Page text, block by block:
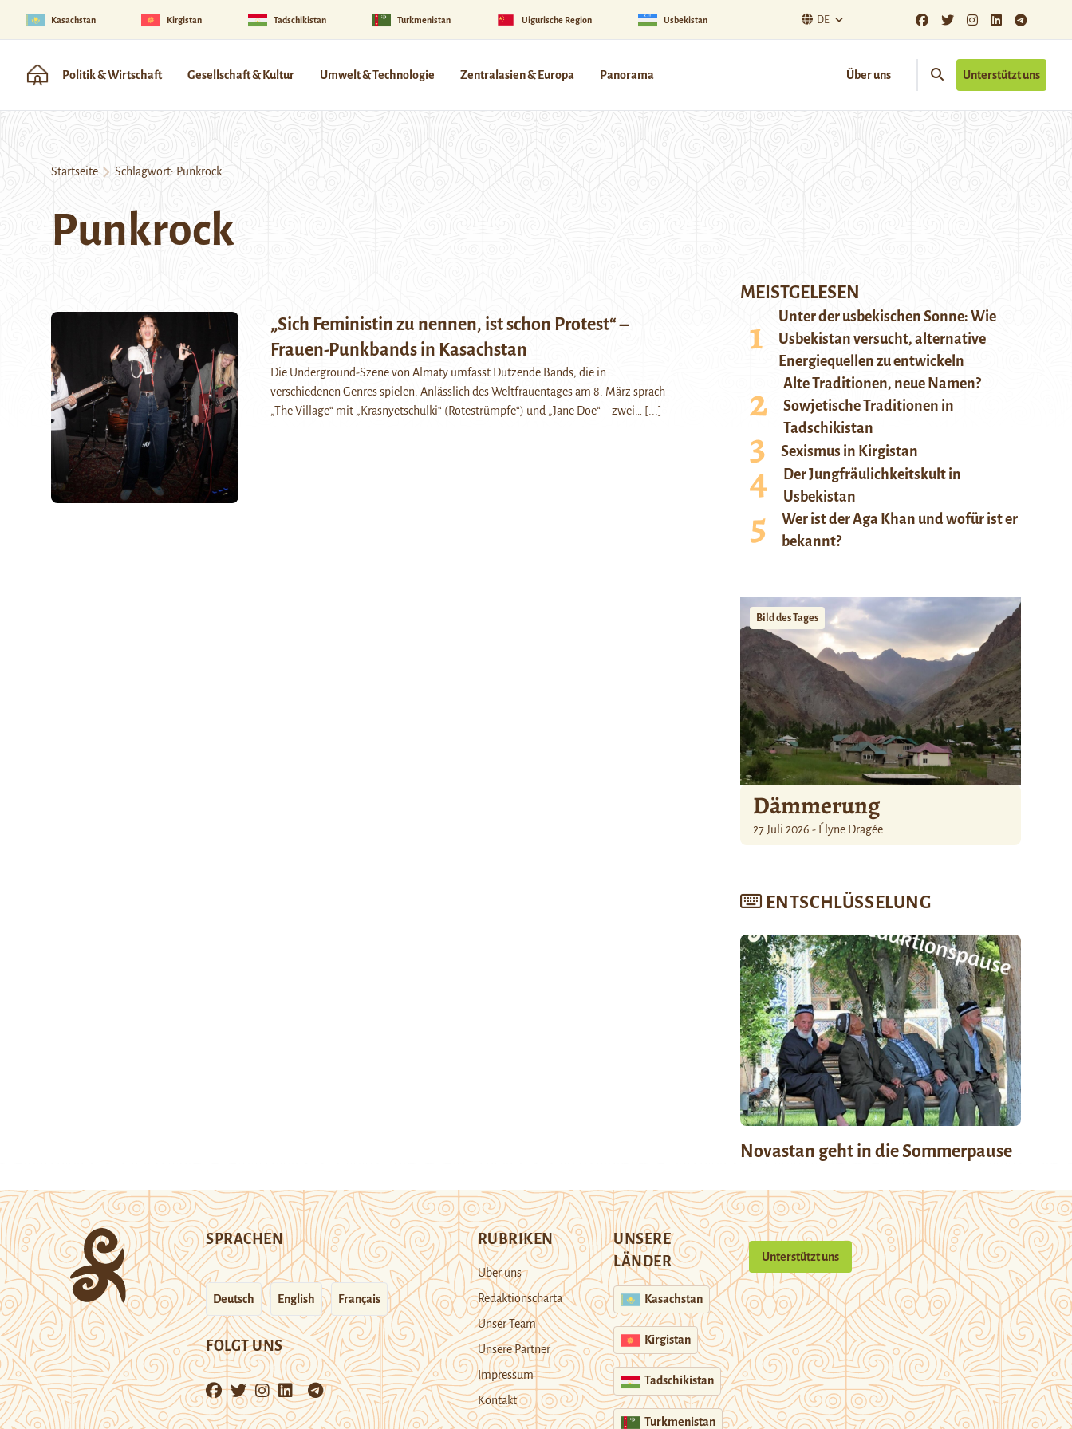
Kasachstan Kirgistan Tadschikistan Turkmenistan Uigurische Region Usbekistan DE
Politik & Wirtschaft Gesellschaft & Kultur Umwelt & Technologie Zentralasien & Europa Panorama Über uns Unterstützt uns
Startseite Schlagwort: Punkrock
Punkrock
„Sich Feministin zu nennen, ist schon Protest“ –
Frauen-Punkbands in Kasachstan
Die Underground-Szene von Almaty umfasst Dutzende Bands, die in
verschiedenen Genres spielen. Anlässlich des Weltfrauentages am 8. März sprach
„The Village“ mit „Krasnyetschulki“ (Rotestrümpfe“) und „Jane Doe“ – zwei…
[...]
MEISTGELESEN
Unter der usbekischen Sonne: Wie
Usbekistan versucht, alternative
Energiequellen zu entwickeln
Alte Traditionen, neue Namen?
Sowjetische Traditionen in
Tadschikistan
Sexismus in Kirgistan
Der Jungfräulichkeitskult in
Usbekistan
Wer ist der Aga Khan und wofür ist er
bekannt?
Bild des Tages
Dämmerung
27 Juli 2026 - Élyne Dragée
ENTSCHLÜSSELUNG
Novastan geht in die Sommerpause
SPRACHEN
Deutsch English Français
FOLGT UNS
RUBRIKEN
Über uns
Redaktionscharta
Unser Team
Unsere Partner
Impressum
Kontakt
UNSERE
LÄNDER
Kasachstan
Kirgistan
Tadschikistan
Turkmenistan
Unterstützt uns